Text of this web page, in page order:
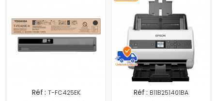
Réf : T-FC425EK Réf : B11B251401BA